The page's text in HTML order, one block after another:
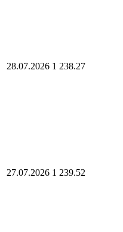
28.07.2026 1 238.27
27.07.2026 1 239.52